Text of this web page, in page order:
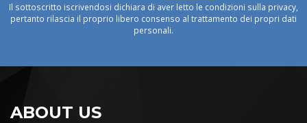
Il sottoscritto iscrivendosi dichiara di aver letto le condizioni sulla privacy,
pertanto rilascia il proprio libero consenso al trattamento dei propri dati
personali.
ABOUT US